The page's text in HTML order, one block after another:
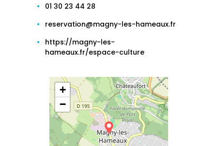
01 30 23 44 28
reservation@magny-les-hameaux.fr
https://magny-les-
hameaux.fr/espace-culture
+
−